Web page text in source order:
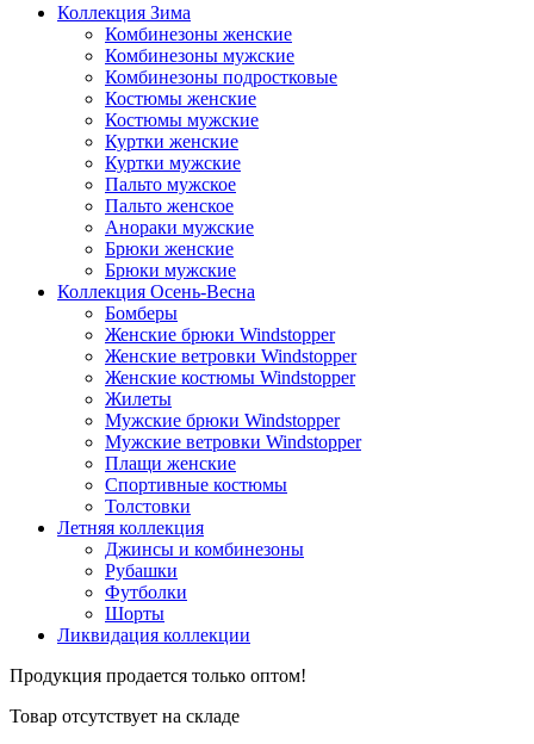
Коллекция Зима
Комбинезоны женские
Комбинезоны мужские
Комбинезоны подростковые
Костюмы женские
Костюмы мужские
Куртки женские
Куртки мужские
Пальто мужское
Пальто женское
Анораки мужские
Брюки женские
Брюки мужские
Коллекция Осень-Весна
Бомберы
Женские брюки Windstopper
Женские ветровки Windstopper
Женские костюмы Windstopper
Жилеты
Мужские брюки Windstopper
Мужские ветровки Windstopper
Плащи женские
Спортивные костюмы
Толстовки
Летняя коллекция
Джинсы и комбинезоны
Рубашки
Футболки
Шорты
Ликвидация коллекции
Продукция продается только оптом!
Товар отсутствует на складе